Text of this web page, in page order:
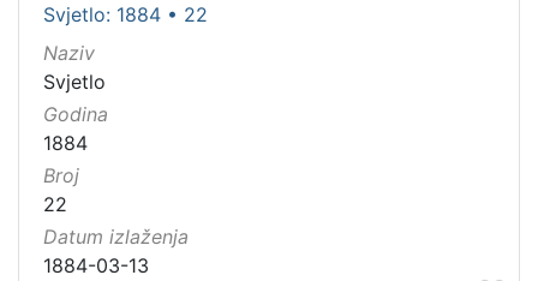
Svjetlo: 1884 • 22
Naziv
Svjetlo
Godina
1884
Broj
22
Datum izlaženja
1884-03-13